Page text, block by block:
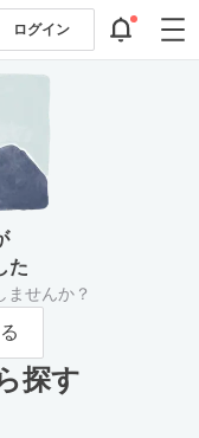
ログイン
た
ませんか？
探す